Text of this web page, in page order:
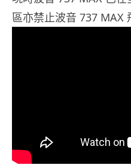
區亦禁止波音 737 MAX